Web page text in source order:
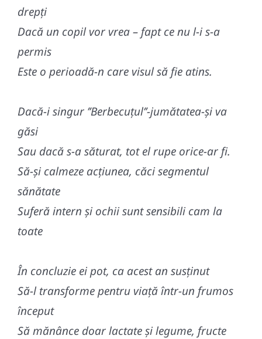
drepți
Dacă un copil vor vrea – fapt ce nu l-i s-a
permis
Este o perioadă-n care visul să fie atins.
Dacă-i singur ’’Berbecuțul’’-jumătatea-și va
găsi
Sau dacă s-a săturat, tot el rupe orice-ar fi.
Să-și calmeze acțiunea, căci segmentul
sănătate
Suferă intern și ochii sunt sensibili cam la
toate
În concluzie ei pot, ca acest an susținut
Să-l transforme pentru viață într-un frumos
început
Să mănânce doar lactate și legume, fructe